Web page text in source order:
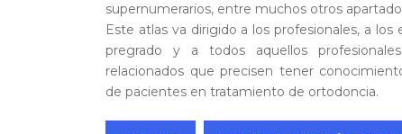
supernumerarios, entre muchos otros
Este atlas va dirigido a los profesionales, a
pregrado y a todos aquellos
relacionados que precisen tener
de pacientes en tratamiento de ortodoncia.